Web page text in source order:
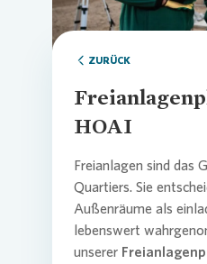
Über uns
Karriere
Kontakt
ZURÜCK
HOAI
Freianlagen sind das
Quartiers. Sie
Außenräume als
lebenswert
unserer